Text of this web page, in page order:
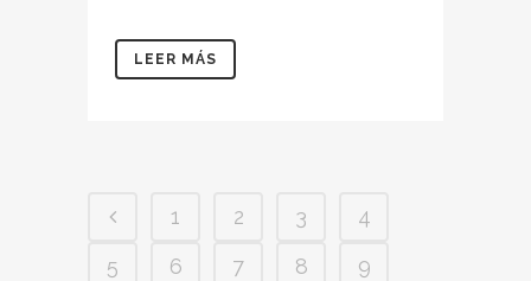
LEER MÁS
1 2 3
4
5
6 7 8
9